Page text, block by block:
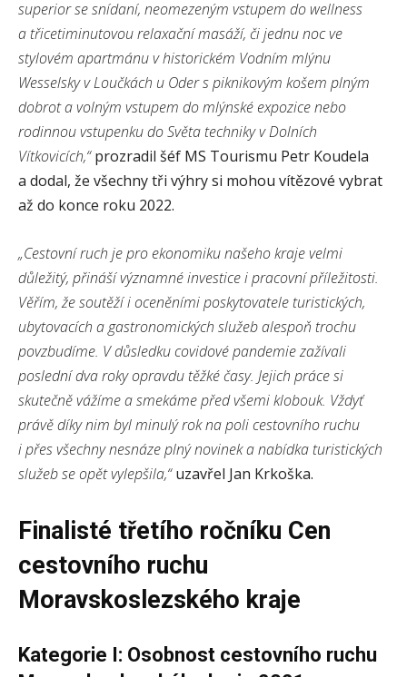
superior se snídaní, neomezeným vstupem do wellness
a třicetiminutovou relaxační masáží, či jednu noc ve
stylovém apartmánu v historickém Vodním mlýnu
Wesselsky v Loučkách u Oder s piknikovým košem plným
dobrot a volným vstupem do mlýnské expozice nebo
rodinnou vstupenku do Světa techniky v Dolních
Vítkovicích,“prozradil šéf MS Tourismu Petr Koudela
a dodal, že všechny tři výhry si mohou vítězové vybrat
až do konce roku 2022.
„Cestovní ruch je pro ekonomiku našeho kraje velmi
důležitý, přináší významné investice i pracovní příležitosti.
Věřím, že soutěží i oceněními poskytovatele turistických,
ubytovacích a gastronomických služeb alespoň trochu
povzbudíme. V důsledku covidové pandemie zažívali
poslední dva roky opravdu těžké časy. Jejich práce si
skutečně vážíme a smekáme před všemi klobouk. Vždyť
právě díky nim byl minulý rok na poli cestovního ruchu
i přes všechny nesnáze plný novinek a nabídka turistických
služeb se opět vylepšila,“uzavřel Jan Krkoška.​​
Finalisté třetího ročníku Cen
cestovního ruchu
Moravskoslezského kraje
Kategorie I: Osobnost cestovního ruchu